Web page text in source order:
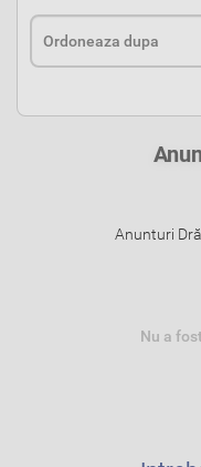
Anunturi
Nu a